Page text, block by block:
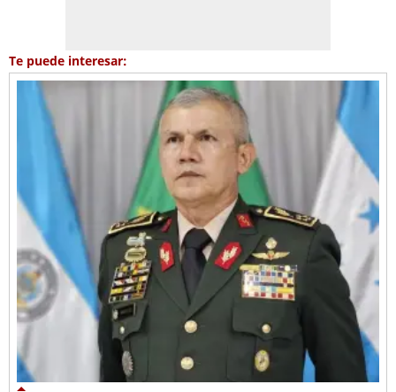
Te puede interesar: